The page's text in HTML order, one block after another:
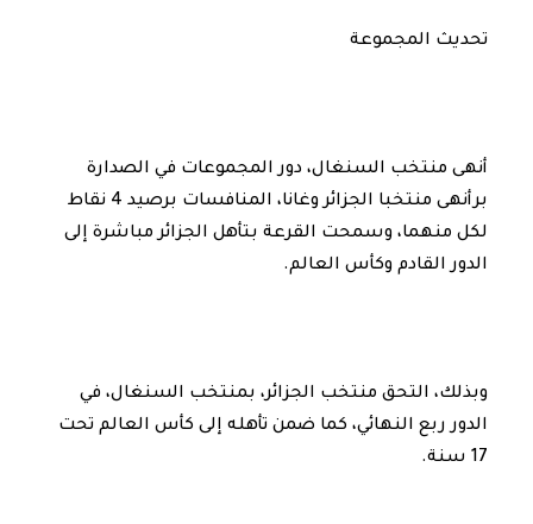
تحديث المجموعة
أنهى منتخب السنغال، دور المجموعات في الصدارة
برأنهى منتخبا الجزائر وغانا، المنافسات برصيد 4 نقاط
لكل منهما، وسمحت القرعة بتأهل الجزائر مباشرة إلى
الدور القادم وكأس العالم.
وبذلك، التحق منتخب الجزائر، بمنتخب السنغال، في
الدور ربع النهائي، كما ضمن تأهله إلى كأس العالم تحت
17 سنة.